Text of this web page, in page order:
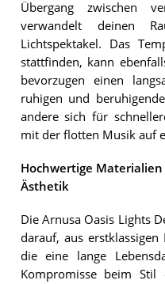
Übergang zwischen
verwandelt deinen
Lichtspektakel. Das
stattfinden, kann
bevorzugen einen
ruhigen und
andere sich für
mit der flotten Musik auf
Hochwertige
Ästhetik
Die Arnusa Oasis Lights
darauf, aus
die eine lange
Kompromisse beim Stil